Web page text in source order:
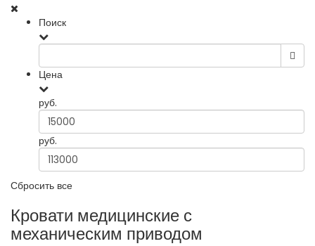
Поиск
Цена
руб.
руб.
Сбросить все
Кровати медицинские с
механическим приводом